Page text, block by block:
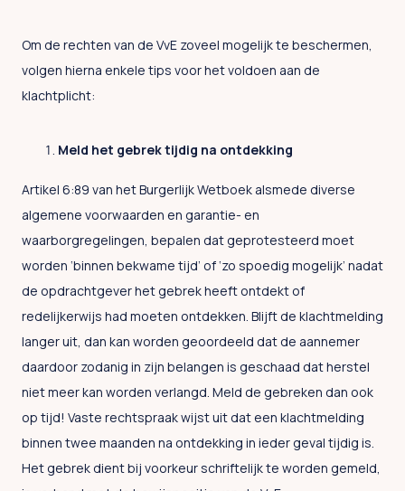
Om de rechten van de VvE zoveel mogelijk te beschermen,
volgen hierna enkele tips voor het voldoen aan de
klachtplicht:
Meld het gebrek tijdig na ontdekking
Artikel 6:89 van het Burgerlijk Wetboek alsmede diverse
algemene voorwaarden en garantie- en
waarborgregelingen, bepalen dat geprotesteerd moet
worden ‘binnen bekwame tijd’ of ‘zo spoedig mogelijk’ nadat
de opdrachtgever het gebrek heeft ontdekt of
redelijkerwijs had moeten ontdekken. Blijft de klachtmelding
langer uit, dan kan worden geoordeeld dat de aannemer
daardoor zodanig in zijn belangen is geschaad dat herstel
niet meer kan worden verlangd. Meld de gebreken dan ook
op tijd! Vaste rechtspraak wijst uit dat een klachtmelding
binnen twee maanden na ontdekking in ieder geval tijdig is.
Het gebrek dient bij voorkeur schriftelijk te worden gemeld,